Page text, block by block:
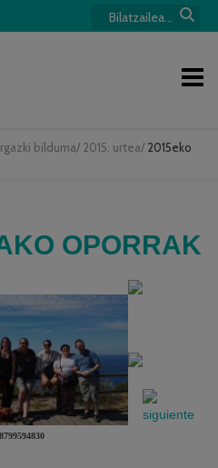
bilduma/ 2015. urtea/ 2015eko
OPORRAK